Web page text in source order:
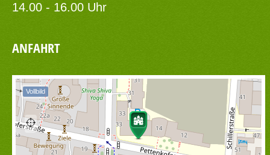
14.00 - 16.00 Uhr
ANFAHRT
Vollbild